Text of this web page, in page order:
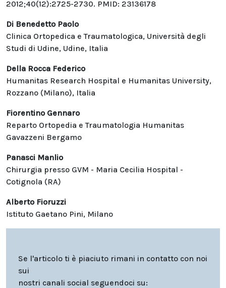
2012;40(12):2725-2730. PMID: 23136178
Di Benedetto Paolo
Clinica Ortopedica e Traumatologica, Università degli
Studi di Udine, Udine, Italia
Della Rocca Federico
Humanitas Research Hospital e Humanitas University,
Rozzano (Milano), Italia
Fiorentino Gennaro
Reparto Ortopedia e Traumatologia Humanitas
Gavazzeni Bergamo
Panasci Manlio
Chirurgia presso GVM - Maria Cecilia Hospital -
Cotignola (RA)
Alberto Fioruzzi
Istituto Gaetano Pini, Milano
Se l'articolo ti è piaciuto rimani in contatto con noi
sui
nostri canali social seguendoci su: